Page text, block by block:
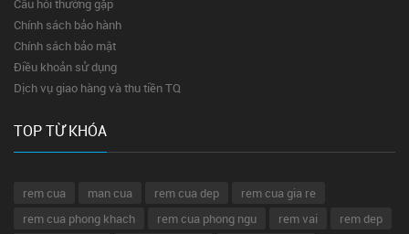
Câu hỏi thường gặp
Chính sách bảo hành
Chính sách bảo mật
Điều khoản sử dụng
Dịch vụ giao hàng và thu tiền TQ
TOP TỪ KHÓA
rem cua man cua rem cua dep
rem cua gia re
rem cua phong khach
rem cua phong ngu rem vai
rem dep